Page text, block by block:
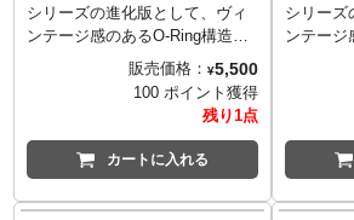
シリーズの進化版として、ヴィ
ンテージ感のあるO-Ring構造を
採用し可動ヵ所をプラスした
「リ・アクション+（プラ
ス）」。1930年代を中心に銀幕
を彩った名怪物たち「ユニバー
サルモンスターズ」の面々が新
たにラインナップ。オールドフ
販売価格： ¥5,500
100 ポイント獲得
残り1点
カートに入れる
シリーズ
ンテージ
「リ・
ス）」
を彩っ
サルモン
たにライ